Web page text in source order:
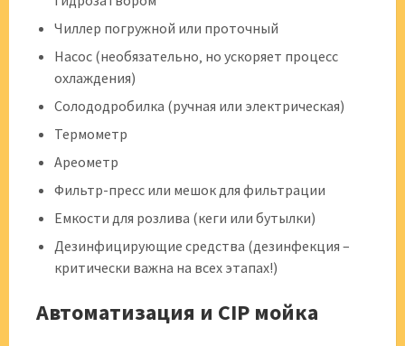
Чиллер погружной или проточный
Насос (необязательно‚ но ускоряет процесс
охлаждения)
Солододробилка (ручная или электрическая)
Термометр
Ареометр
Фильтр-пресс или мешок для фильтрации
Емкости для розлива (кеги или бутылки)
Дезинфицирующие средства (дезинфекция –
критически важна на всех этапах!)
Автоматизация и CIP мойка